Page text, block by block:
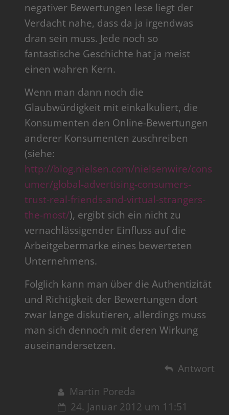
negativer Bewertungen lese liegt der
Verdacht nahe, dass da ja irgendwas
dran sein muss. Jede noch so
fantastische Geschichte hat ja meist
einen wahren Kern.
Wenn man dann noch die
Glaubwürdigkeit mit einkalkuliert, die
Konsumenten den Online-Bewertungen
anderer Konsumenten zuschreiben
(siehe:
http://blog.nielsen.com/nielsenwire/cons
umer/global-advertising-consumers-
trust-real-friends-and-virtual-strangers-
the-most/), ergibt sich ein nicht zu
vernachlässigender Einfluss auf die
Arbeitgebermarke eines bewerteten
Unternehmens.
Folglich kann man über die Authentizität
und Richtigkeit der Bewertungen dort
zwar lange diskutieren, allerdings muss
man sich dennoch mit deren Wirkung
auseinandersetzen.
Antwort
Martin Poreda
24. Januar 2012 um 11:51